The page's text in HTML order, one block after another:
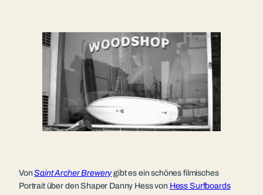
VonSaint Archer Brewerygibt es ein schönes filmisches
Portrait über den Shaper Danny Hess von Hess Surfboards